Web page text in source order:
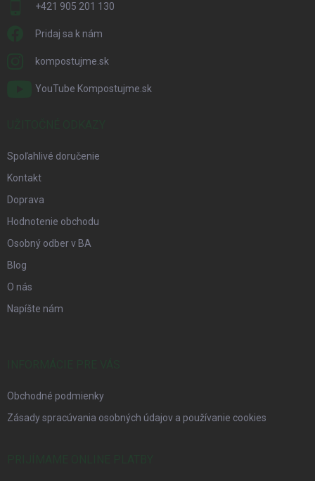
+421 905 201 130
Pridaj sa k nám
kompostujme.sk
YouTube Kompostujme.sk
Spoľahlivé doručenie
Kontakt
Doprava
Hodnotenie obchodu
Osobný odber v BA
Blog
O nás
Napíšte nám
Obchodné podmienky
Zásady spracúvania osobných údajov a používanie cookies